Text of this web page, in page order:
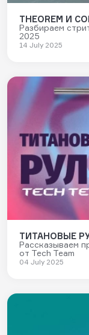
THEOREM И
Разбираем
2025
14 July 2025
ТИТАНОВЫЕ
Рассказываем
от Tech Team
04 July 2025